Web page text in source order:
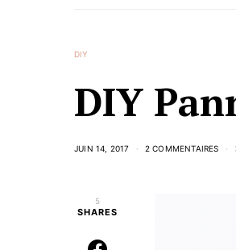
DIY
DIY
JUIN 14, 2017 2 COMMENTAIRES
5
SHARES